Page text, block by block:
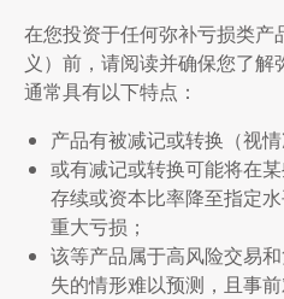
在您投资于任何弥补亏损类产
义）前，请阅读并确保您了
通常具有以下特点：
产品有被减记或转换（视
或有减记或转换可能将在
存续或资本比率降至指定
重大亏损；
该等产品属于高风险交易
失的情形难以预测，且事